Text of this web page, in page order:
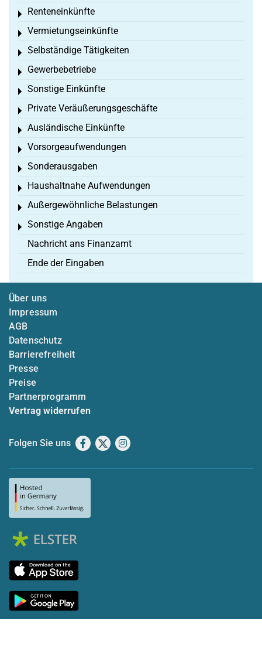
Renteneinkünfte
Toggle menu
Vermietungseinkünfte
Toggle menu
Selbständige Tätigkeiten
Toggle menu
Gewerbebetriebe
Toggle menu
Sonstige Einkünfte
Toggle menu
Private Veräußerungsgeschäfte
Toggle menu
Ausländische Einkünfte
Toggle menu
Vorsorgeaufwendungen
Toggle menu
Sonderausgaben
Toggle menu
Haushaltnahe Aufwendungen
Toggle menu
Außergewöhnliche Belastungen
Toggle menu
Sonstige Angaben
Toggle menu
Nachricht ans Finanzamt
Ende der Eingaben
Über uns
Impressum
AGB
Datenschutz
Barrierefreiheit
Presse
Preise
Partnerprogramm
Vertrag widerrufen
Folgen Sie uns Facebook
X Instagram